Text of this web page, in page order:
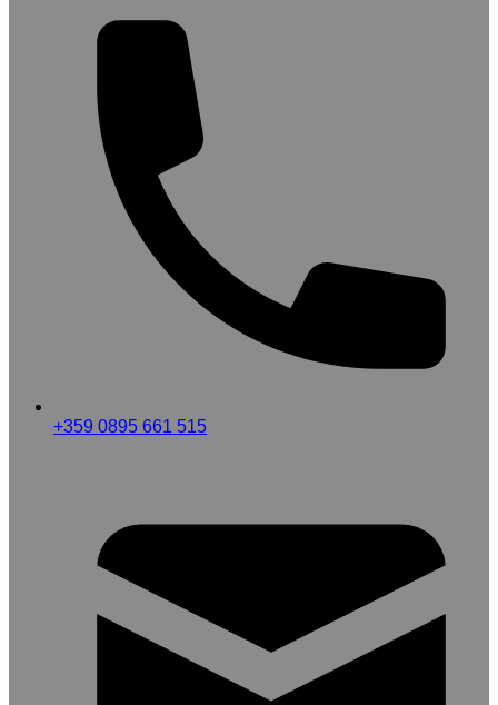
+359 0895 661 515